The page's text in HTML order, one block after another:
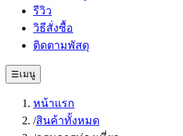
รีวิว
วิธีสั่งซื้อ
ติดตามพัสดุ
☰เมนู
หน้าแรก
/สินค้าทั้งหมด